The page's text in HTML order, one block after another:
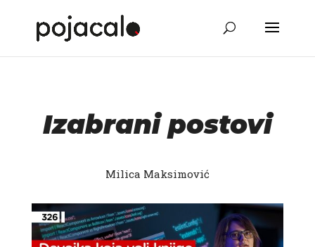
Izabrani postovi
Milica Maksimović